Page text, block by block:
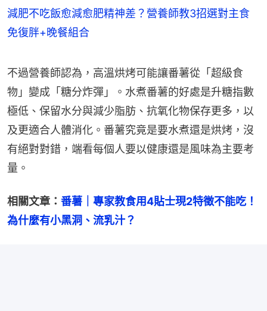
減肥不吃飯愈減愈肥精神差？營養師教3招選對主食
免復胖+晚餐組合
不過營養師認為，高溫烘烤可能讓番薯從「超級食
物」變成「糖分炸彈」。水煮番薯的好處是升糖指數
極低、保留水分與減少脂肪、抗氧化物保存更多，以
及更適合人體消化。番薯究竟是要水煮還是烘烤，沒
有絕對對錯，端看每個人要以健康還是風味為主要考
量。
相關文章： 番薯｜專家教食用4貼士現2特徵不能吃！
為什麼有小黑洞、流乳汁？